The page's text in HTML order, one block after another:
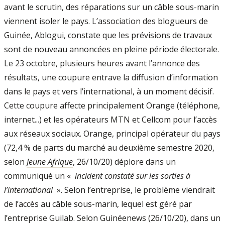
avant le scrutin, des réparations sur un câble sous-marin
viennent isoler le pays. L’association des blogueurs de
Guinée, Ablogui, constate que les prévisions de travaux
sont de nouveau annoncées en pleine période électorale.
Le 23 octobre, plusieurs heures avant l’annonce des
résultats, une coupure entrave la diffusion d’information
dans le pays et vers l’international, à un moment décisif.
Cette coupure affecte principalement Orange (téléphone,
internet...) et les opérateurs MTN et Cellcom pour l’accès
aux réseaux sociaux. Orange, principal opérateur du pays
(72,4 % de parts du marché au deuxième semestre 2020,
selon Jeune Afrique, 26/10/20) déplore dans un
communiqué un « incident constaté sur les sorties à
l’international ». Selon l’entreprise, le problème viendrait
de l’accès au câble sous-marin, lequel est géré par
l’entreprise Guilab. Selon Guinéenews (26/10/20), dans un